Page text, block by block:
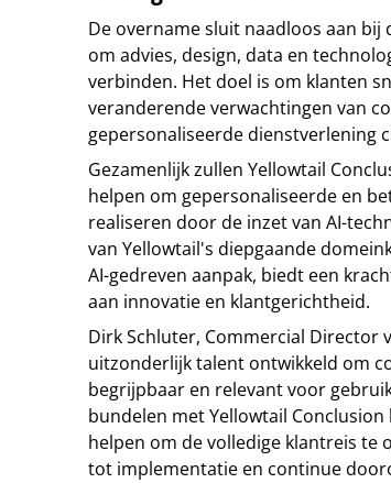
De overname sluit naadloos aan bij
om advies, design, data en
verbinden. Het doel is om klanten
veranderende verwachtingen van
gepersonaliseerde dienstverlening
Gezamenlijk zullen Yellowtail
helpen om gepersonaliseerde en
realiseren door de inzet van AI-
van Yellowtail's diepgaande
AI-gedreven aanpak, biedt een
aan innovatie en klantgerichtheid.
Dirk Schluter, Commercial Director
uitzonderlijk talent ontwikkeld om
begrijpbaar en relevant voor
bundelen met Yellowtail
helpen om de volledige klantreis te
tot implementatie en continue